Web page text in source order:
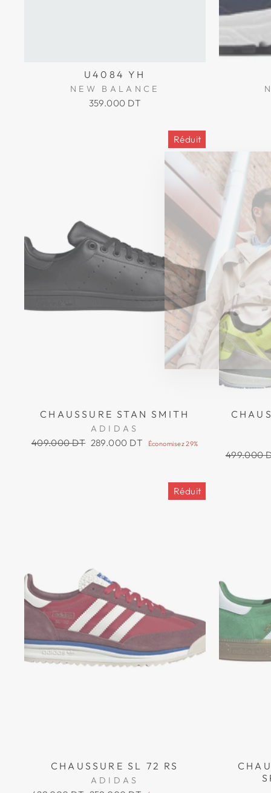
U4084 YH
NEW BALANCE
359.000 DT
Réduit
CHAUSSURE STAN SMITH
ADIDAS
Prix
409.000 DT Prix
289.000 DT Économisez 29%
Prix
499.000
Réduit
CHAUSSURE SL 72 RS
ADIDAS